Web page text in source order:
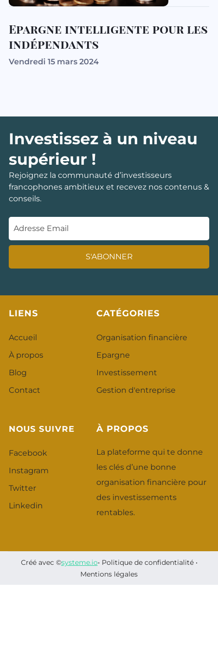
Epargne intelligente pour les
indépendants
Vendredi 15 mars 2024
Investissez à un niveau
supérieur !
Rejoignez la communauté d’investisseurs
francophones ambitieux et recevez nos contenus &
conseils.
S'ABONNER
LIENS
Accueil
À propos
Blog
Contact
CATÉGORIES
Organisation financière
Epargne
Investissement
Gestion d'entreprise
NOUS SUIVRE
Facebook
Instagram
Twitter
Linkedin
À PROPOS
La plateforme qui te donne
les clés d’une bonne
organisation financière pour
des investissements
rentables.
Créé avec ©systeme.io• Politique de confidentialité•
Mentions légales